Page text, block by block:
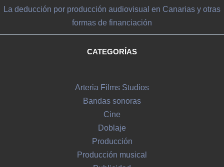
La deducción por producción audiovisual en Canarias y otras
formas de financiación
CATEGORÍAS
Arteria Films Studios
Bandas sonoras
Cine
Doblaje
Producción
Producción musical